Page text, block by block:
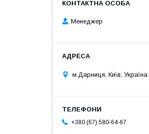
Менеджер
м.Дарниця, Київ, Україна
+380 (67) 580-64-67